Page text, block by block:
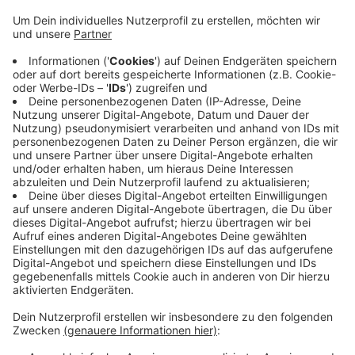
Nach bisherigen Erkenntnissen der Polizei war das
Fahrzeug gegen 20:20 Uhr auf dem Parkplatz einer
Werkstatt neben einer Tankstelle in Brand geraten. Es
wurde komplett zerstört. Ein danebenstehendes
Fahrzeug wurde auch beschädigt.
Die Kriminalpolizei hat die Ermittlungen aufgenommen.
Brandstiftung wird nicht ausgeschlossen.
Die Polizei bitte um Zeugenhinweise. Tagsüber unter
der 0241-9577 31101 oder außerhalb der Bürozeiten
unter der 0241-9577-34210.
Anzeige